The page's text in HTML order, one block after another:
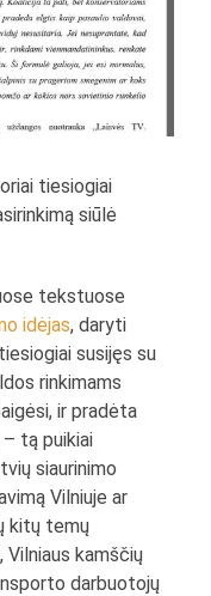
tiesiogiai
siūlė
tekstuose
idėjas, daryti
susijęs su
rinkimams
ir pradėta
tą puikiai
siaurinimo
Vilniuje ar
kitų temų
Vilniaus kamščių
darbuotojų